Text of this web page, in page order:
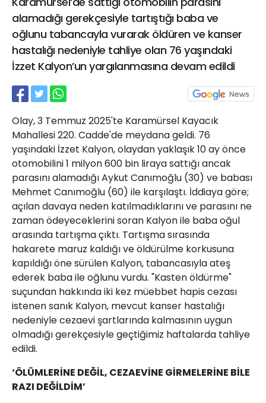
alamadığı gerekçesiyle tartıştığı baba ve
oğlunu tabancayla vurarak öldüren ve kanser
hastalığı nedeniyle tahliye olan 76 yaşındaki
İzzet Kalyon’un yargılanmasına devam edildi
Olay, 3 Temmuz 2025'te Karamürsel Kayacık
Mahallesi 220. Cadde'de meydana geldi. 76
yaşındaki İzzet Kalyon, olaydan yaklaşık 10 ay önce
otomobilini 1 milyon 600 bin liraya sattığı ancak
parasını alamadığı Aykut Canımoğlu (30) ve babası
Mehmet Canımoğlu (60) ile karşılaştı. İddiaya göre;
açılan davaya neden katılmadıklarını ve parasını ne
zaman ödeyeceklerini soran Kalyon ile baba oğul
arasında tartışma çıktı. Tartışma sırasında
hakarete maruz kaldığı ve öldürülme korkusuna
kapıldığı öne sürülen Kalyon, tabancasıyla ateş
ederek baba ile oğlunu vurdu. "Kasten öldürme"
suçundan hakkında iki kez müebbet hapis cezası
istenen sanık Kalyon, mevcut kanser hastalığı
nedeniyle cezaevi şartlarında kalmasının uygun
olmadığı gerekçesiyle geçtiğimiz haftalarda tahliye
edildi.
‘ÖLÜMLERİNE DEĞİL, CEZAEVİNE GİRMELERİNE BİLE
RAZI DEĞİLDİM’
21 Gölcük
02624132333
haber@golcukpostasi.com